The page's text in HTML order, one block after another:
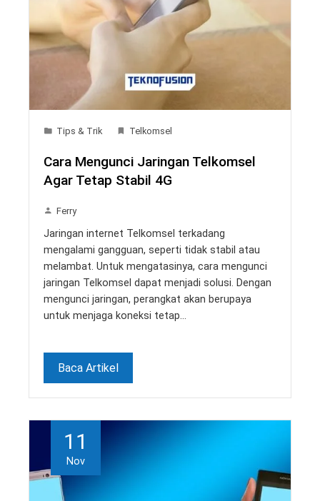
Tips & Trik Telkomsel
Cara Mengunci Jaringan Telkomsel
Agar Tetap Stabil 4G
Ferry
Jaringan internet Telkomsel terkadang
mengalami gangguan, seperti tidak stabil atau
melambat. Untuk mengatasinya, cara mengunci
jaringan Telkomsel dapat menjadi solusi. Dengan
mengunci jaringan, perangkat akan berupaya
untuk menjaga koneksi tetap…
Baca Artikel
11
Nov